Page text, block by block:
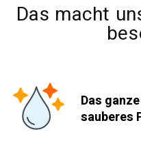
Das macht
Das
sauberes